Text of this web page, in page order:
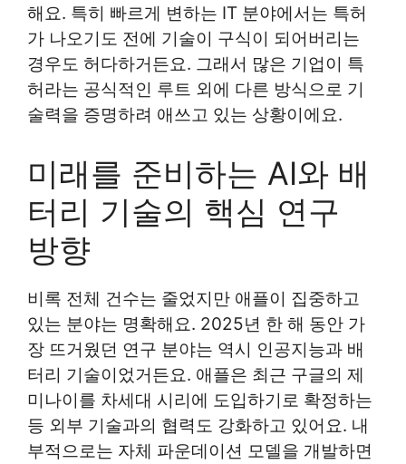
해요. 특히 빠르게 변하는 IT 분야에서는 특허
가 나오기도 전에 기술이 구식이 되어버리는
경우도 허다하거든요. 그래서 많은 기업이 특
허라는 공식적인 루트 외에 다른 방식으로 기
술력을 증명하려 애쓰고 있는 상황이에요.
미래를 준비하는 AI와 배
터리 기술의 핵심 연구
방향
비록 전체 건수는 줄었지만 애플이 집중하고
있는 분야는 명확해요. 2025년 한 해 동안 가
장 뜨거웠던 연구 분야는 역시 인공지능과 배
터리 기술이었거든요. 애플은 최근 구글의 제
미나이를 차세대 시리에 도입하기로 확정하는
등 외부 기술과의 협력도 강화하고 있어요. 내
부적으로는 자체 파운데이션 모델을 개발하면